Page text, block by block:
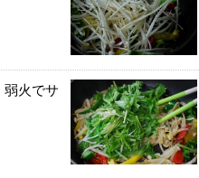
弱火でサ